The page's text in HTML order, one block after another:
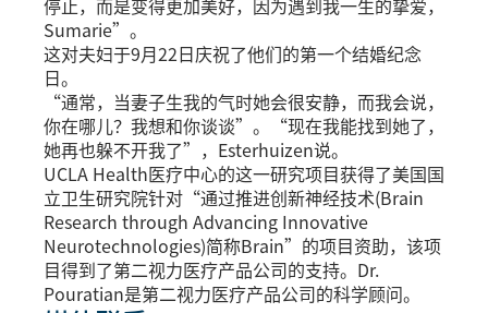
Sumarie”。
这对夫妇于9月22日庆祝了他们的第一个结婚纪念
日。
“通常，当妻子生我的气时她会很安静，而我会说，
你在哪儿？我想和你谈谈”。“现在我能找到她了，
她再也躲不开我了”，Esterhuizen说。
UCLA Health医疗中心的这一研究项目获得了美国国
立卫生研究院针对“通过推进创新神经技术(Brain
Research through Advancing Innovative
Neurotechnologies)简称Brain”的项目资助，该项
目得到了第二视力医疗产品公司的支持。Dr.
Pouratian是第二视力医疗产品公司的科学顾问。